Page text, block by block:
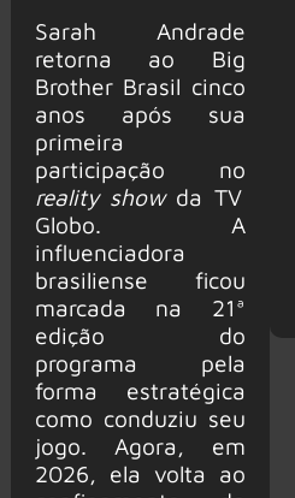
Sarah Andrade
retorna ao Big
Brother Brasil cinco
anos após sua
primeira
participação no
reality showda TV
Globo. A
influenciadora
brasiliense ficou
marcada na 21ª
edição do
programa pela
forma estratégica
como conduziu seu
jogo. Agora, em
2026, ela volta ao